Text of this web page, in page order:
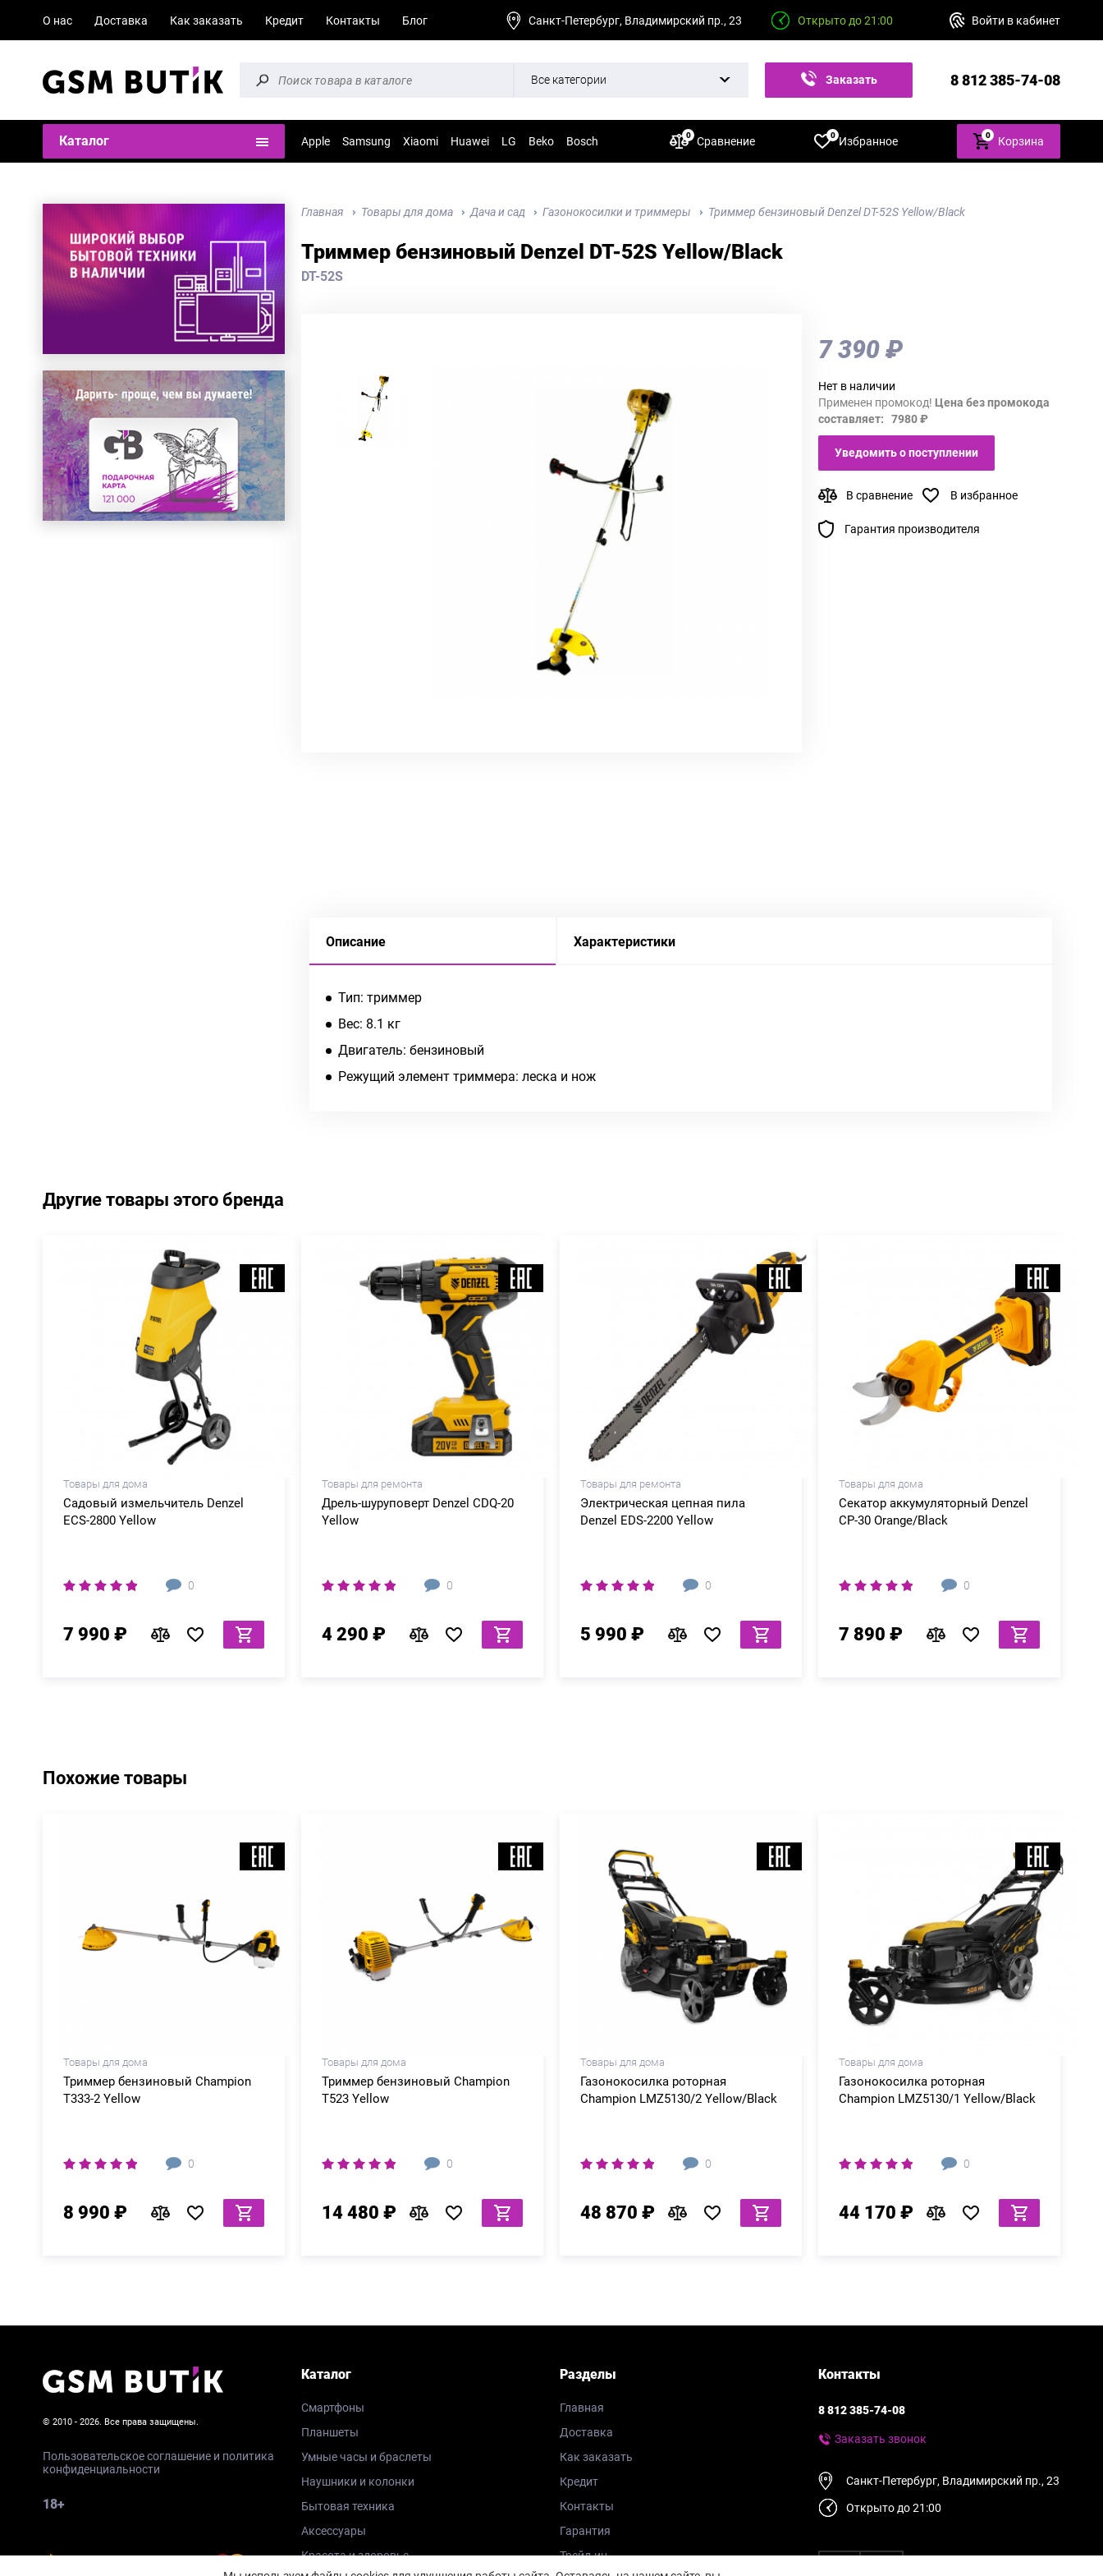
О нас Доставка Как заказать Кредит Контакты Блог Санкт-Петербург, Владимирский пр., 23 Открыто до 21:00 Войти в кабинет
Все категории Заказать 8 812 385-74-08
Каталог Apple Samsung Xiaomi Huawei LG Beko Bosch Сравнение
0 Избранное
0 0 Корзина
Главная Товары для дома Дача и сад Газонокосилки и триммеры Триммер бензиновый Denzel DT-52S Yellow/Black
Триммер бензиновый Denzel DT-52S Yellow/Black
DT-52S
7 390 ₽
Нет в наличии
Применен промокод! Цена без промокода
составляет: 7980 ₽
Уведомить о поступлении
В сравнение В избранное
Гарантия производителя
Описание Характеристики
Тип: триммер
Вес: 8.1 кг
Двигатель: бензиновый
Режущий элемент триммера: леска и нож
Другие товары этого бренда
Товары для дома
Садовый измельчитель Denzel
ECS-2800 Yellow
0
7 990 ₽
Товары для ремонта
Дрель-шуруповерт Denzel CDQ-20
Yellow
0
4 290 ₽
Товары для ремонта
Электрическая цепная пила
Denzel EDS-2200 Yellow
0
5 990 ₽
Товары для дома
Секатор аккумуляторный Denzel
CP-30 Orange/Black
0
7 890 ₽
Похожие товары
Товары для дома
Триммер бензиновый Champion
Т333-2 Yellow
0
8 990 ₽
Товары для дома
Триммер бензиновый Champion
Т523 Yellow
0
14 480 ₽
Товары для дома
Газонокосилка роторная
Champion LMZ5130/2 Yellow/Black
0
48 870 ₽
Товары для дома
Газонокосилка роторная
Champion LMZ5130/1 Yellow/Black
0
44 170 ₽
© 2010 - 2026. Все права защищены.
Пользовательское соглашение и политика
конфиденциальности
18+
Каталог
Смартфоны
Планшеты
Умные часы и браслеты
Наушники и колонки
Бытовая техника
Аксессуары
Красота и здоровье
Разделы
Главная
Доставка
Как заказать
Кредит
Контакты
Гарантия
Трейд-ин
Контакты
8 812 385-74-08
Заказать звонок
Санкт-Петербург, Владимирский пр., 23
Открыто до 21:00